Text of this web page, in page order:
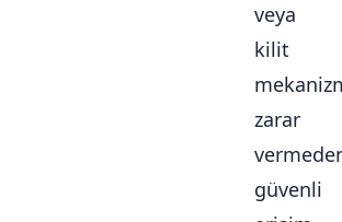
veya
kilit
zarar
güvenli